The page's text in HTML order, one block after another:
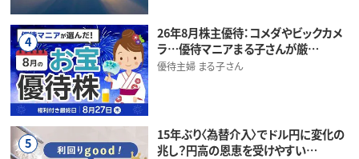
4
26年8月株主優待：コメダやビックカメ
ラ…優待マニアまる子さんが厳…
優待主婦 まる子さん
5
15年ぶり〈為替介入〉でドル円に変化の
兆し？円高の恩恵を受けやすい…